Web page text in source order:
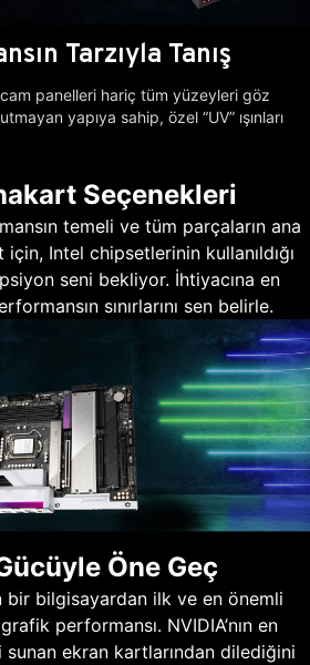
Tarzıyla Tanış
cam panelleri hariç tüm yüzeyleri göz
yapıya sahip, özel “UV” ışınları
Seçenekleri
temeli ve tüm parçaların ana
Intel chipsetlerinin kullanıldığı
seni bekliyor. İhtiyacına en
sınırlarını sen belirle.
Öne Geç
bir bilgisayardan ilk ve en önemli
performansı. NVIDIA’nın en
ekran kartlarından dilediğini